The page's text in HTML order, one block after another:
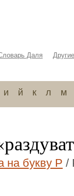
Даля
и й к л м
на букву Р /